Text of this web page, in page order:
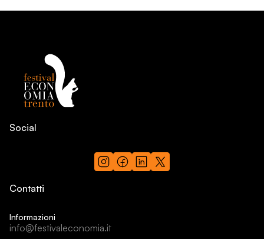
Social
Contatti
Informazioni
info@festivaleconomia.it